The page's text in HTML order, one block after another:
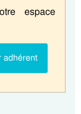
espace
adhérent